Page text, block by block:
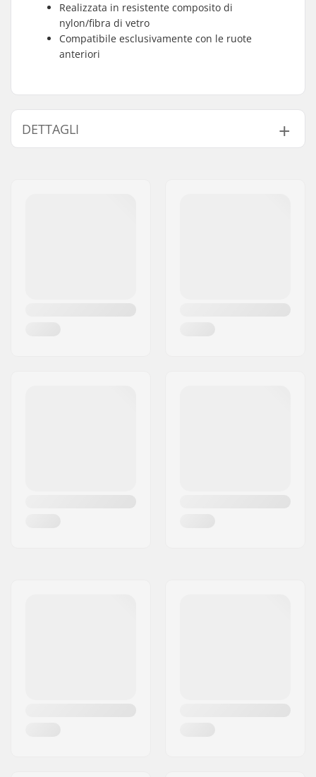
Realizzata in resistente composito di
nylon/fibra di vetro
Compatibile esclusivamente con le ruote
anteriori
DETTAGLI